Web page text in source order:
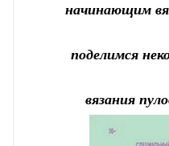
начинающим
поделимся
вязания